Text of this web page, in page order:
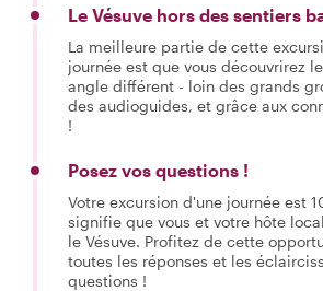
Le Vésuve hors des sentiers
La meilleure partie de cette
journée est que vous découvrirez
angle différent - loin des grands
des audioguides, et grâce aux
!
Posez vos questions !
Votre excursion d'une journée est
signifie que vous et votre hôte
le Vésuve. Profitez de cette
toutes les réponses et les
questions !